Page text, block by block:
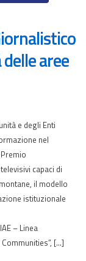
aree
e degli Enti
nel
capaci di
il modello
istituzionale
– Linea
[…]